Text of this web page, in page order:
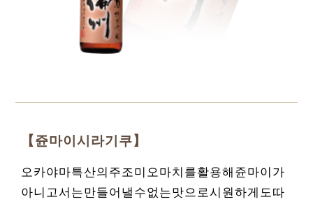
【쥰마이시라기쿠】
오카야마특산의주조미오마치를활용해쥰마이가
아니고서는만들어낼수없는맛으로시원하게도따